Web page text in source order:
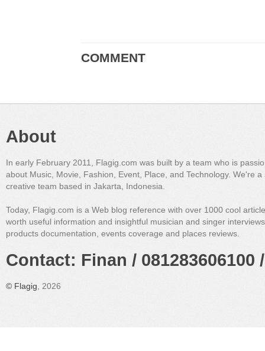
COMMENT
About
In early February 2011, Flagig.com was built by a team who is
about Music, Movie, Fashion, Event, Place, and Technology. We're a
creative team based in Jakarta, Indonesia.
Today, Flagig.com is a Web blog reference with over 1000 cool
worth useful information and insightful musician and singer
products documentation, events coverage and places reviews.
Contact: Finan /
© Flagig , 2026